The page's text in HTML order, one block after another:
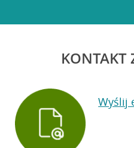
KONTAKT
Wyślij